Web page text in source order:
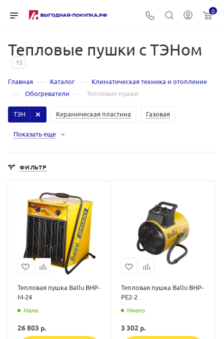
0
Тепловые пушки с ТЭНом
15
Главная — Каталог — Климатическая техника и отопление
— Обогреватели — Тепловые пушки
ТЭН Керамическая пластина Газовая
Показать еще
ФИЛЬТР
Тепловая пушка Ballu BHP-
M-24
Мало
26 803 р.
Тепловая пушка Ballu BHP-
PE2-2
Много
3 302 р.